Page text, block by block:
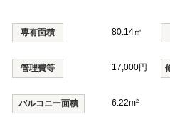
専有面積 80.14㎡
管理費等 17,000円
バルコニー面積 6.22m²